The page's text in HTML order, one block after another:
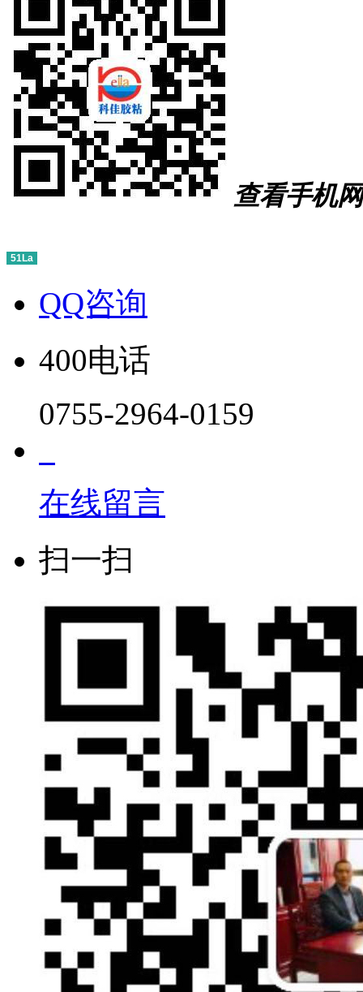
查看手机
51La
QQ咨询
400电话
0755-2964-0159
在线留言
扫一扫